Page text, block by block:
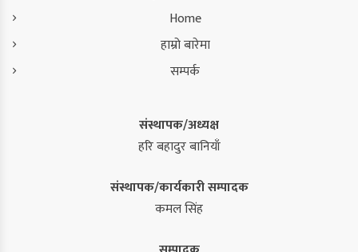
Home
हाम्रो बारेमा
सम्पर्क
संस्थापक/अध्यक्ष
हरि बहादुर बानियाँ
संस्थापक/कार्यकारी सम्पादक
कमल सिंह